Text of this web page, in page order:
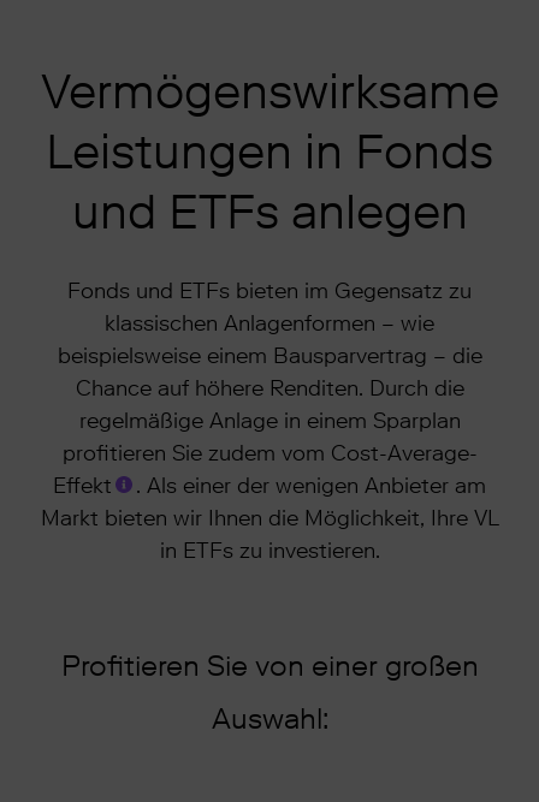
Vermögenswirksame
Leistungen in Fonds
und ETFs anlegen
Fonds und ETFs bieten im Gegensatz zu
klassischen Anlagenformen – wie
beispielsweise einem Bausparvertrag – die
Chance auf höhere Renditen. Durch die
regelmäßige Anlage in einem Sparplan
profitieren Sie zudem vom Cost-Average-
Effekt
. Als einer der wenigen Anbieter am
Markt bieten wir Ihnen die Möglichkeit, Ihre VL
in ETFs zu investieren.
Profitieren Sie von einer großen
Auswahl: